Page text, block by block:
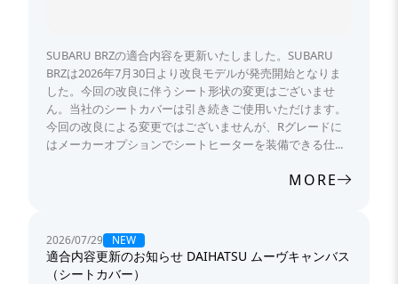
SUBARU BRZの適合内容を更新いたしました。SUBARU
BRZは2026年7月30日より改良モデルが発売開始となりま
した。今回の改良に伴うシート形状の変更はございませ
ん。当社のシートカバーは引き続きご使用いただけます。
今回の改良による変更ではございませんが、Rグレードに
はメーカーオプションでシートヒーターを装備できる仕...
MORE
2026/07/29 NEW
適合内容更新のお知らせ DAIHATSU ムーヴキャンバス
（シートカバー）